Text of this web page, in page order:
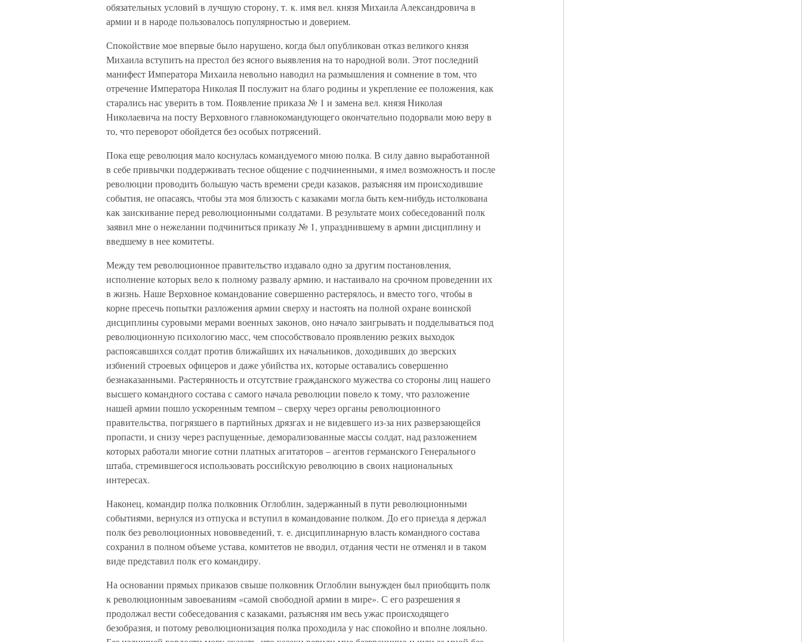
обязательных условий в лучшую сторону, т. к. имя вел. князя Михаила Александровича в
армии и в народе пользовалось популярностью и доверием.
Спокойствие мое впервые было нарушено, когда был опубликован отказ великого князя
Михаила вступить на престол без ясного выявления на то народной воли. Этот последний
манифест Императора Михаила невольно наводил на размышления и сомнение в том, что
отречение Императора Николая II послужит на благо родины и укрепление ее положения, как
старались нас уверить в том. Появление приказа № 1 и замена вел. князя Николая
Николаевича на посту Верховного главнокомандующего окончательно подорвали мою веру в
то, что переворот обойдется без особых потрясений.
Пока еще революция мало коснулась командуемого мною полка. В силу давно выработанной
в себе привычки поддерживать тесное общение с подчиненными, я имел возможность и после
революции проводить большую часть времени среди казаков, разъясняя им происходившие
события, не опасаясь, чтобы эта моя близость с казаками могла быть кем-нибудь истолкована
как заискивание перед революционными солдатами. В результате моих собеседований полк
заявил мне о нежелании подчиниться приказу № 1, упразднившему в армии дисциплину и
введшему в нее комитеты.
Между тем революционное правительство издавало одно за другим постановления,
исполнение которых вело к полному развалу армию, и настаивало на срочном проведении их
в жизнь. Наше Верховное командование совершенно растерялось, и вместо того, чтобы в
корне пресечь попытки разложения армии сверху и настоять на полной охране воинской
дисциплины суровыми мерами военных законов, оно начало заигрывать и подделываться под
революционную психологию масс, чем способствовало проявлению резких выходок
распоясавшихся солдат против ближайших их начальников, доходивших до зверских
избиений строевых офицеров и даже убийства их, которые оставались совершенно
безнаказанными. Растерянность и отсутствие гражданского мужества со стороны лиц нашего
высшего командного состава с самого начала революции повело к тому, что разложение
нашей армии пошло ускоренным темпом – сверху через органы революционного
правительства, погрязшего в партийных дрязгах и не видевшего из-за них разверзающейся
пропасти, и снизу через распущенные, деморализованные массы солдат, над разложением
которых работали многие сотни платных агитаторов – агентов германского Генерального
штаба, стремившегося использовать российскую революцию в своих национальных
интересах.
Наконец, командир полка полковник Оглоблин, задержанный в пути революционными
событиями, вернулся из отпуска и вступил в командование полком. До его приезда я держал
полк без революционных нововведений, т. е. дисциплинарную власть командного состава
сохранил в полном объеме устава, комитетов не вводил, отдания чести не отменял и в таком
виде представил полк его командиру.
На основании прямых приказов свыше полковник Оглоблин вынужден был приобщить полк
к революционным завоеваниям «самой свободной армии в мире». С его разрешения я
продолжал вести собеседования с казаками, разъясняя им весь ужас происходящего
безобразия, и потому революционизация полка проходила у нас спокойно и вполне лояльно.